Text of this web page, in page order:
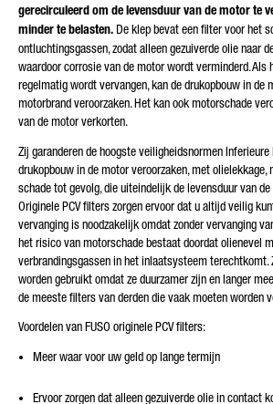
gerecirculeerd om de levensduur van de motor te
minder te belasten. De klep bevat een filter voor het
ontluchtingsgassen, zodat alleen gezuiverde olie naar
waardoor corrosie van de motor wordt verminderd. Als
regelmatig wordt vervangen, kan de drukopbouw in de
motorbrand veroorzaken. Het kan ook motorschade
van de motor verkorten.
Zij garanderen de hoogste veiligheidsnormen Inferieure
drukopbouw in de motor veroorzaken, met olielekkage,
schade tot gevolg, die uiteindelijk de levensduur van
Originele PCV filters zorgen ervoor dat u altijd veilig
vervanging is noodzakelijk omdat zonder vervanging
het risico van motorschade bestaat doordat olienevel
verbrandingsgassen in het inlaatsysteem terechtkomt.
worden gebruikt omdat ze duurzamer zijn en langer
de meeste filters van derden die vaak moeten worden
Voordelen van FUSO originele PCV filters:
Meer waar voor uw geld op lange termijn
Ervoor zorgen dat alleen gezuiverde olie in contact